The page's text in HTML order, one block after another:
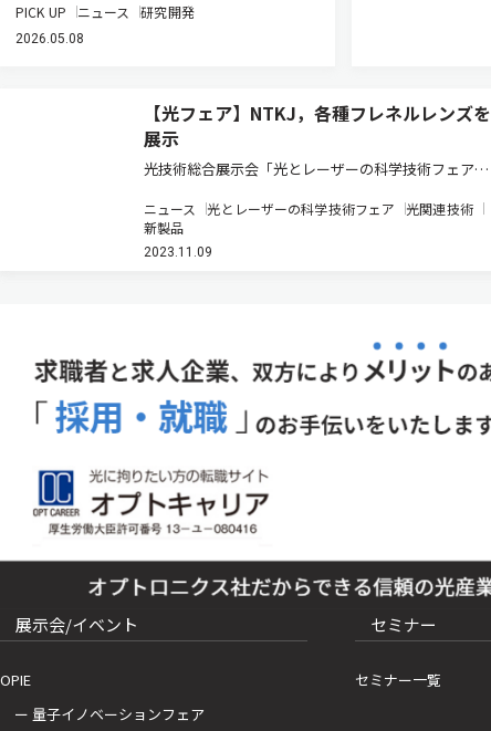
PICK UP ニュース 研究開発
2026.05.08
【光フェア】NTKJ，各種フレネルレンズを
展示
光技術総合展示会「光とレーザーの科学技術フェア
日本特殊光学樹脂（NTKJ）（紫外線フェア U-10）
は，各種レンズを展示している。 このうちフレネルレ
ニュース 光とレーザーの科学技術フェア
光関連技術
新製品
2023.11.09
展示会/イベント
OPIE
ー 量子イノベーションフェア
セミナー
セミナー一覧